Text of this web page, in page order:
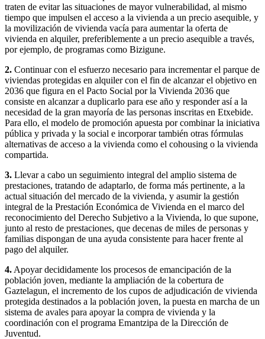
traten de evitar las situaciones de mayor vulnerabilidad, al mismo
tiempo que impulsen el acceso a la vivienda a un precio asequible, y
la movilización de vivienda vacía para aumentar la oferta de
vivienda en alquiler, preferiblemente a un precio asequible a través,
por ejemplo, de programas como Bizigune.
2. Continuar con el esfuerzo necesario para incrementar el parque de
viviendas protegidas en alquiler con el fin de alcanzar el objetivo en
2036 que figura en el Pacto Social por la Vivienda 2036 que
consiste en alcanzar a duplicarlo para ese año y responder así a la
necesidad de la gran mayoría de las personas inscritas en Etxebide.
Para ello, el modelo de promoción apuesta por combinar la iniciativa
pública y privada y la social e incorporar también otras fórmulas
alternativas de acceso a la vivienda como el cohousing o la vivienda
compartida.
3. Llevar a cabo un seguimiento integral del amplio sistema de
prestaciones, tratando de adaptarlo, de forma más pertinente, a la
actual situación del mercado de la vivienda, y asumir la gestión
integral de la Prestación Económica de Vivienda en el marco del
reconocimiento del Derecho Subjetivo a la Vivienda, lo que supone,
junto al resto de prestaciones, que decenas de miles de personas y
familias dispongan de una ayuda consistente para hacer frente al
pago del alquiler.
4. Apoyar decididamente los procesos de emancipación de la
población joven, mediante la ampliación de la cobertura de
Gaztelagun, el incremento de los cupos de adjudicación de vivienda
protegida destinados a la población joven, la puesta en marcha de un
sistema de avales para apoyar la compra de vivienda y la
coordinación con el programa Emantzipa de la Dirección de
Juventud.